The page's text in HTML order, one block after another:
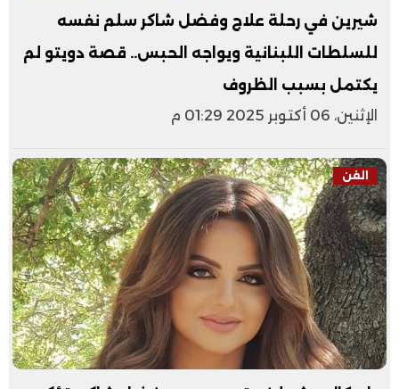
شيرين في رحلة علاج وفضل شاكر سلم نفسه
للسلطات اللبنانية ويواجه الحبس.. قصة دويتو لم
يكتمل بسبب الظروف
الإثنين، 06 أكتوبر 2025 01:29 م
الفن